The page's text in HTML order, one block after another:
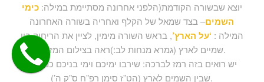
יוצא שבשורה הקודמת(הלפני אחרונה מסתיימת במילה:כימי
השמים– בצד שמאל של הקלף ואחריה בשורה האחרונה
המילה : ‘על הארץ’, בראש השורה מימין, לציין את הריחוק בין
שמיים לארץ (גמרא מנחות לב:)ראה בצילום המזוזה.
יש רואים בזה רמז לברכה: שירבו ימיכם וימי בניכם כמרחק
שבין השמים לארץ (הט”ז סימן רפ”ח ס”ק ה’).